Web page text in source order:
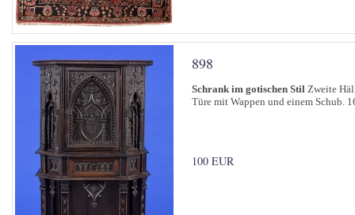
898
Schrank im gotischen Stil Zweite
Türe mit Wappen und einem Schub.
100 EUR